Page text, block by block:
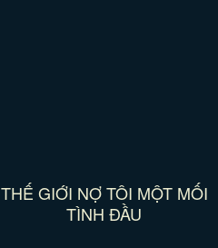
THẾ GIỚI NỢ TÔI MỘT MỐI
TÌNH ĐẦU